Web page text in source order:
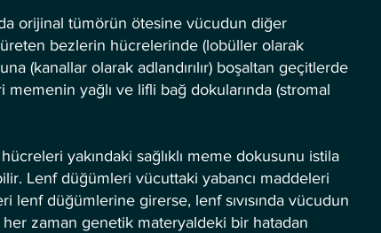
orijinal tümörün ötesine vücudun diğer
bezlerin hücrelerinde (lobüller olarak
(kanallar olarak adlandırılır) boşaltan geçitlerde
yağlı ve lifli bağ dokularında (stromal
yakındaki sağlıklı meme dokusunu istila
Lenf düğümleri vücuttaki yabancı maddeleri
lenf düğümlerine girerse, lenf sıvısında vücudun
zaman genetik materyaldeki bir hatadan